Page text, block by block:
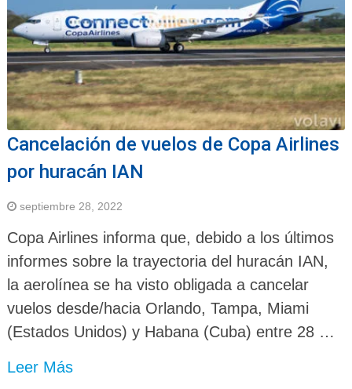
Cancelación de vuelos de Copa Airlines
por huracán IAN
septiembre 28, 2022
Copa Airlines informa que, debido a los últimos
informes sobre la trayectoria del huracán IAN,
la aerolínea se ha visto obligada a cancelar
vuelos desde/hacia Orlando, Tampa, Miami
(Estados Unidos) y Habana (Cuba) entre 28 …
Leer Más